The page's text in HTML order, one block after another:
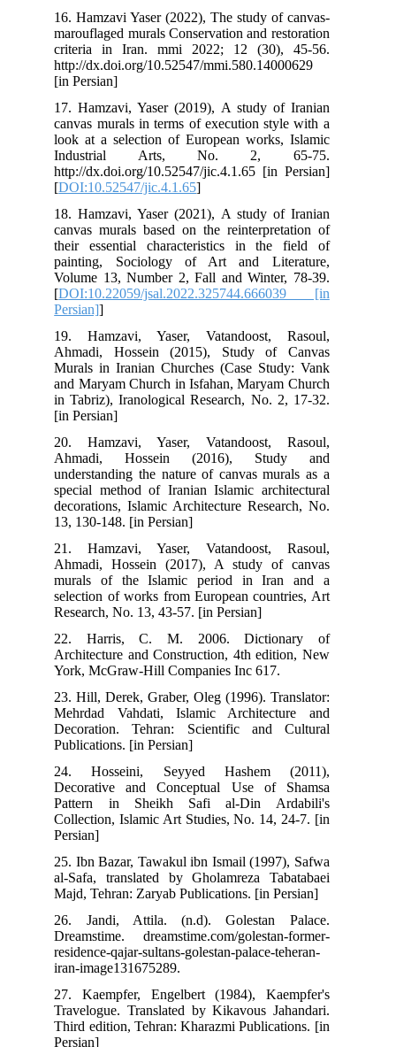
16. Hamzavi Yaser (2022), The study of canvas-
marouflaged murals Conservation and restoration
criteria in Iran. mmi 2022; 12 (30), 45-56.
http://dx.doi.org/10.52547/mmi.580.14000629
[in Persian]
17. Hamzavi, Yaser (2019), A study of Iranian
canvas murals in terms of execution style with a
look at a selection of European works, Islamic
Industrial Arts, No. 2, 65-75.
http://dx.doi.org/10.52547/jic.4.1.65 [in Persian]
[DOI:10.52547/jic.4.1.65
18. Hamzavi, Yaser (2021), A study of Iranian
canvas murals based on the reinterpretation of
their essential characteristics in the field of
painting, Sociology of Art and Literature,
Volume 13, Number 2, Fall and Winter, 78-39.
[DOI:10.22059/jsal.2022.325744.666039 [in
19. Hamzavi, Yaser, Vatandoost, Rasoul,
Ahmadi, Hossein (2015), Study of Canvas
Murals in Iranian Churches (Case Study: Vank
and Maryam Church in Isfahan, Maryam Church
in Tabriz), Iranological Research, No. 2, 17-32.
[in Persian]
20. Hamzavi, Yaser, Vatandoost, Rasoul,
Ahmadi, Hossein (2016), Study and
understanding the nature of canvas murals as a
special method of Iranian Islamic architectural
decorations, Islamic Architecture Research, No.
13, 130-148. [in Persian]
21. Hamzavi, Yaser, Vatandoost, Rasoul,
Ahmadi, Hossein (2017), A study of canvas
murals of the Islamic period in Iran and a
selection of works from European countries, Art
Research, No. 13, 43-57. [in Persian]
22. Harris, C. M. 2006. Dictionary of
Architecture and Construction, 4th edition, New
York, McGraw-Hill Companies Inc 617.
23. Hill, Derek, Graber, Oleg (1996). Translator:
Mehrdad Vahdati, Islamic Architecture and
Decoration. Tehran: Scientific and Cultural
Publications. [in Persian]
24. Hosseini, Seyyed Hashem (2011),
Decorative and Conceptual Use of Shamsa
Pattern in Sheikh Safi al-Din Ardabili's
Collection, Islamic Art Studies, No. 14, 24-7. [in
25. Ibn Bazar, Tawakul ibn Ismail (1997), Safwa
al-Safa, translated by Gholamreza Tabatabaei
Majd, Tehran: Zaryab Publications. [in Persian]
26. Jandi, Attila. (n.d). Golestan Palace.
Dreamstime. dreamstime.com/golestan-former-
residence-qajar-sultans-golestan-palace-teheran-
iran-image131675289.
27. Kaempfer, Engelbert (1984), Kaempfer's
Travelogue. Translated by Kikavous Jahandari.
Third edition, Tehran: Kharazmi Publications. [in